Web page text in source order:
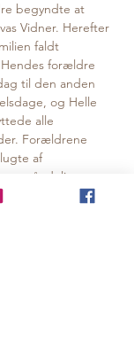
begyndte at
Vidner. Herefter
faldt
forældre
til den anden
og Helle
alle
Forældrene
af
åndelige
søskende